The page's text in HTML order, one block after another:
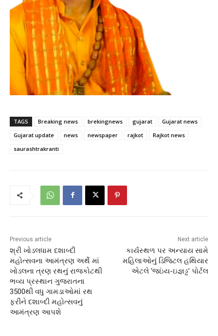
TAGS Breaking news brekingnews gujarat
Gujarat news
Gujarat update
news newspaper rajkot
Rajkot news
saurashtrakranti
Previous article
શ્રી ખોડલધામ દશાબ્દી
મહોત્સવના આમંત્રણ અર્થે માં
ખોડલના ત્રણ રથનું રાજકોટથી
ભવ્ય પ્રસ્થાન ગુજરાતના
3500થી વધુ ગામડાઓમાં રથ
ફરીને દશાબ્દી મહોત્સવનું
આમંત્રણ આપશે
Next article
કાર્યસ્થળ પર અન્યાય સામે
મહિલાઓનું ડિજિટલ હથિયાર
એટલે ‘જઇંય-ઇજ્ઞડ્ઢ’ પોર્ટલ